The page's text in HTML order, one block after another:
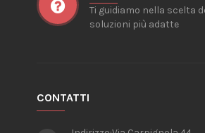
Ti guidiamo nella scelta
soluzioni più adatte
CONTATTI